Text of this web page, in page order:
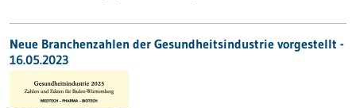
Neue Branchenzahlen der Gesundheitsindustrie vorgestellt -
16.05.2023